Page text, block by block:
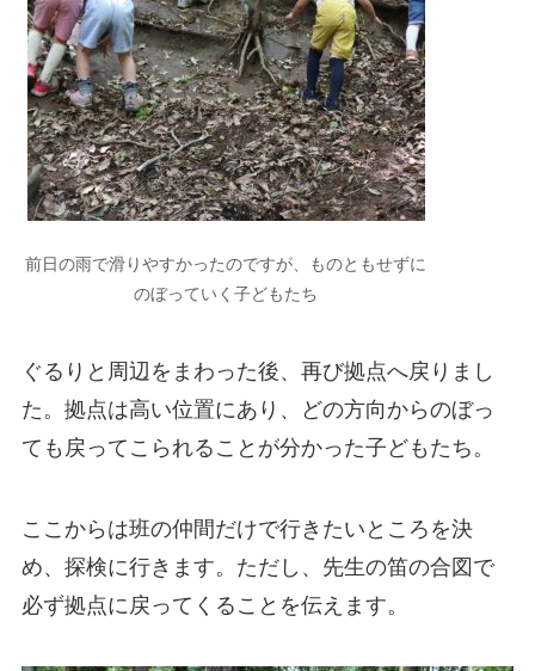
前日の雨で滑りやすかったのですが、ものともせずに
のぼっていく子どもたち
ぐるりと周辺をまわった後、再び拠点へ戻りまし
た。拠点は高い位置にあり、どの方向からのぼっ
ても戻ってこられることが分かった子どもたち。
ここからは班の仲間だけで行きたいところを決
め、探検に行きます。ただし、先生の笛の合図で
必ず拠点に戻ってくることを伝えます。